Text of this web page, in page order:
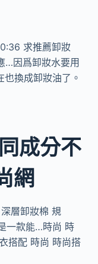
求推薦卸妝
…因爲卸妝水要用
換成卸妝油了。
成分不
網
層卸妝棉 規
一款能…時尚 時
搭配 時尚 時尚搭